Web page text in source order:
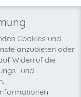
› 11880.com
Cookies und
anzubieten oder
Widerruf die
und